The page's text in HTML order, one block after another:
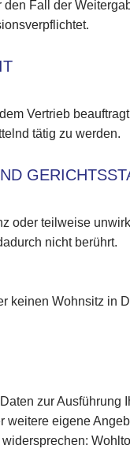
Fall der
Vertrieb
tätig zu werden.
oder teilweise
nicht berührt.
keinen Wohnsitz in
zur Ausführung
eigene